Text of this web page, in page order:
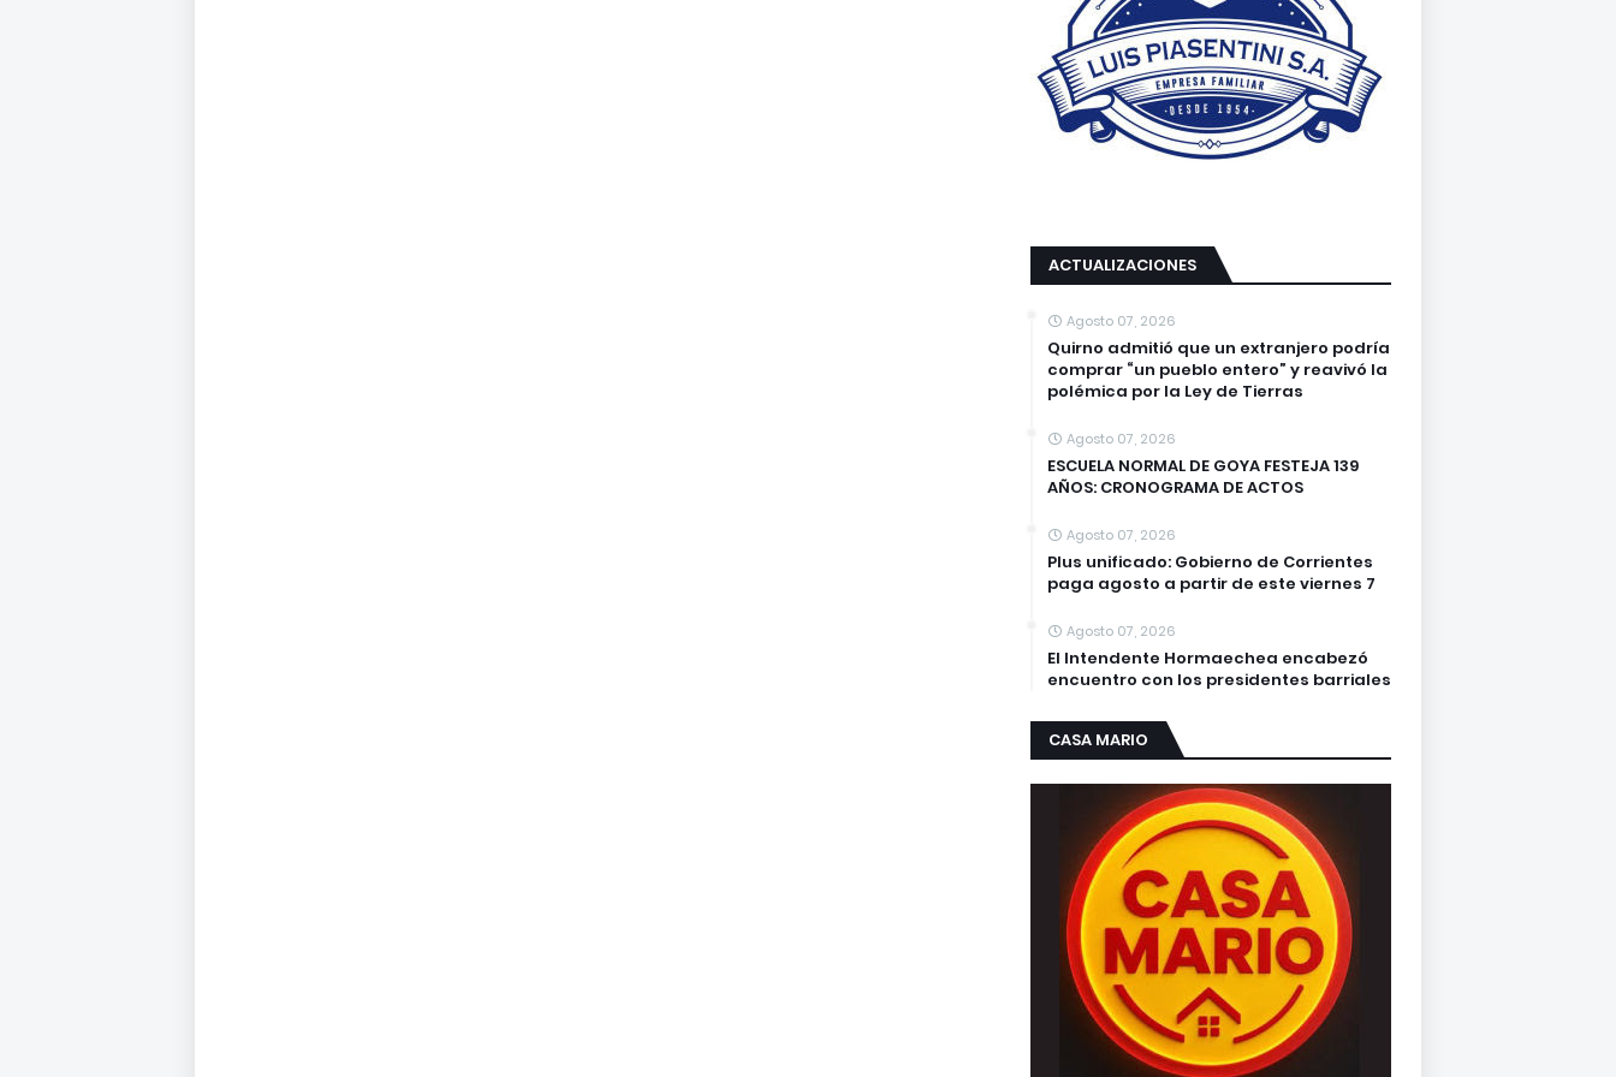
ACTUALIZACIONES
Agosto 07, 2026
Quirno admitió que un extranjero podría
comprar “un pueblo entero” y reavivó la
polémica por la Ley de Tierras
Agosto 07, 2026
ESCUELA NORMAL DE GOYA FESTEJA 139
AÑOS: CRONOGRAMA DE ACTOS
Agosto 07, 2026
Plus unificado: Gobierno de Corrientes
paga agosto a partir de este viernes 7
Agosto 07, 2026
El Intendente Hormaechea encabezó
encuentro con los presidentes barriales
CASA MARIO